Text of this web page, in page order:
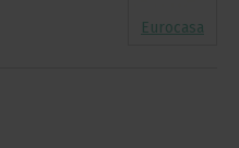
Eurocasa